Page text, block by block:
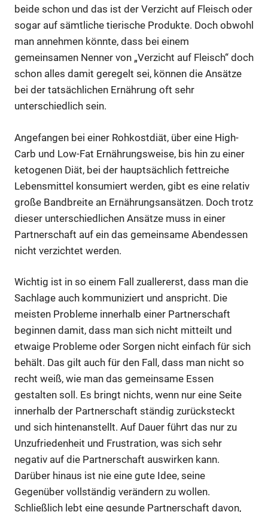
beide schon und das ist der Verzicht auf Fleisch oder
sogar auf sämtliche tierische Produkte. Doch obwohl
man annehmen könnte, dass bei einem
gemeinsamen Nenner von „Verzicht auf Fleisch“ doch
schon alles damit geregelt sei, können die Ansätze
bei der tatsächlichen Ernährung oft sehr
unterschiedlich sein.
Angefangen bei einer Rohkostdiät, über eine High-
Carb und Low-Fat Ernährungsweise, bis hin zu einer
ketogenen Diät, bei der hauptsächlich fettreiche
Lebensmittel konsumiert werden, gibt es eine relativ
große Bandbreite an Ernährungsansätzen. Doch trotz
dieser unterschiedlichen Ansätze muss in einer
Partnerschaft auf ein das gemeinsame Abendessen
nicht verzichtet werden.
Wichtig ist in so einem Fall zuallererst, dass man die
Sachlage auch kommuniziert und anspricht. Die
meisten Probleme innerhalb einer Partnerschaft
beginnen damit, dass man sich nicht mitteilt und
etwaige Probleme oder Sorgen nicht einfach für sich
behält. Das gilt auch für den Fall, dass man nicht so
recht weiß, wie man das gemeinsame Essen
gestalten soll. Es bringt nichts, wenn nur eine Seite
innerhalb der Partnerschaft ständig zurücksteckt
und sich hintenanstellt. Auf Dauer führt das nur zu
Unzufriedenheit und Frustration, was sich sehr
negativ auf die Partnerschaft auswirken kann.
Darüber hinaus ist nie eine gute Idee, seine
Gegenüber vollständig verändern zu wollen.
Schließlich lebt eine gesunde Partnerschaft davon,